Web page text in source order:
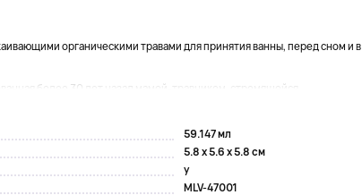
органическими травами для принятия ванны, перед сном и в
более 30 лет назад мамой-травником, стремящейся...
59.147 мл
5.8 x 5.6 x 5.8 см
y
MLV-47001